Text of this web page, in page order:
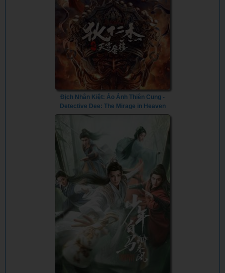
Địch Nhân Kiệt: Ảo Ảnh Thiên Cung -
Detective Dee: The Mirage in Heaven
(2024) - Vietsub